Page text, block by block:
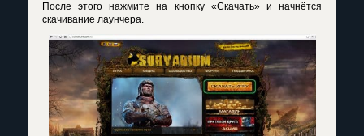
После этого нажмите на кнопку «Скачать» и начнётся
скачивание лаунчера.